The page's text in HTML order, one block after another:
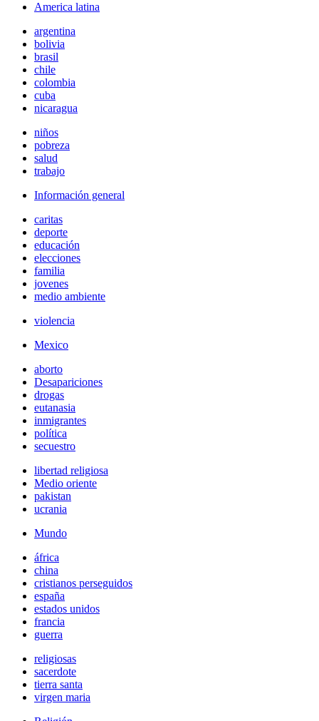
America latina
argentina
bolivia
brasil
chile
colombia
cuba
nicaragua
niños
pobreza
salud
trabajo
Información general
caritas
deporte
educación
elecciones
familia
jovenes
medio ambiente
violencia
Mexico
aborto
Desapariciones
drogas
eutanasia
inmigrantes
política
secuestro
libertad religiosa
Medio oriente
pakistan
ucrania
Mundo
áfrica
china
cristianos perseguidos
españa
estados unidos
francia
guerra
religiosas
sacerdote
tierra santa
virgen maria